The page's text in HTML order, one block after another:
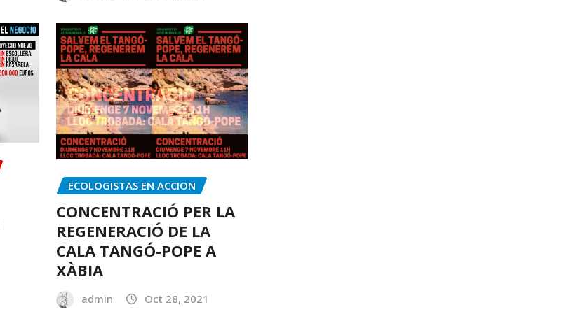
ECOLOGISTAS EN ACCION
CONCENTRACIÓ PER LA
REGENERACIÓ DE LA
CALA TANGÓ-POPE A
XÀBIA
admin Oct 28, 2021